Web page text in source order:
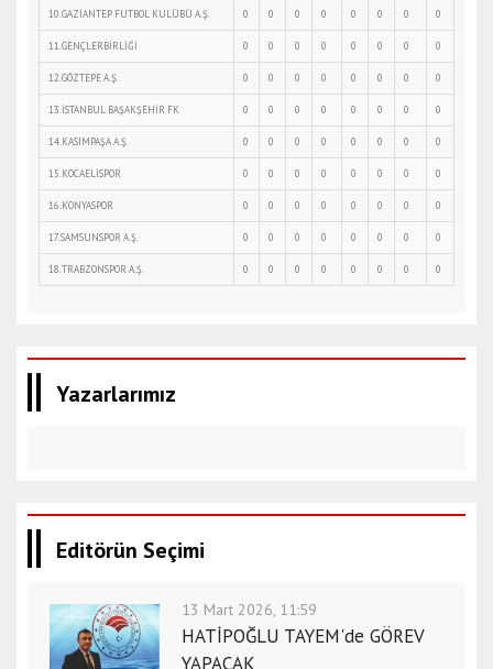
10.GAZİANTEP FUTBOL KULÜBÜ A.Ş. 0 0 0 0 0 0 0 0
11.GENÇLERBİRLİĞİ 0 0 0 0 0 0 0 0
12.GÖZTEPE A.Ş. 0 0 0 0 0 0 0 0
13.İSTANBUL BAŞAKŞEHİR FK 0 0 0 0 0 0 0 0
14.KASIMPAŞA A.Ş. 0 0 0 0 0 0 0 0
15.KOCAELİSPOR 0 0 0 0 0 0 0 0
16.KONYASPOR 0 0 0 0 0 0 0 0
17.SAMSUNSPOR A.Ş. 0 0 0 0 0 0 0 0
18.TRABZONSPOR A.Ş. 0 0 0 0 0 0 0 0
Yazarlarımız
Editörün Seçimi
13 Mart 2026, 11:59
HATİPOĞLU TAYEM'de GÖREV
YAPACAK